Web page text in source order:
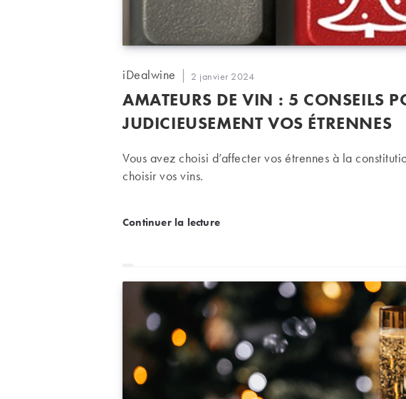
Auteur/autrice
la
publication :
iDealwine
Publication
2 janvier 2024
AMATEURS DE VIN : 5 CONSEILS
JUDICIEUSEMENT VOS ÉTRENNES
Vous avez choisi d’affecter vos étrennes à la
choisir vos vins.
Continuer la lectureAmateurs de vin : 5 conseils pour dépenser